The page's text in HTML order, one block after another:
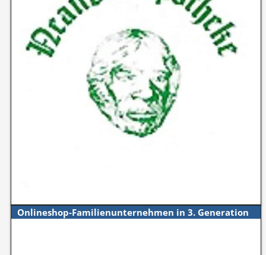
Onlineshop-Familienunternehmen in 3. Generation